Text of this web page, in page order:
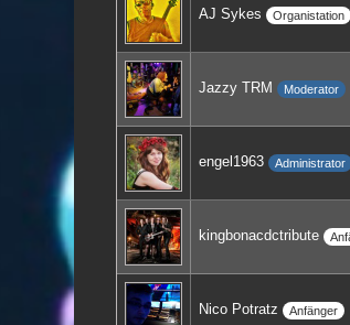
AJ Sykes Organistation
Jazzy TRM Moderator
engel1963 Administrator
kingbonacdctribute
Nico Potratz Anfänger